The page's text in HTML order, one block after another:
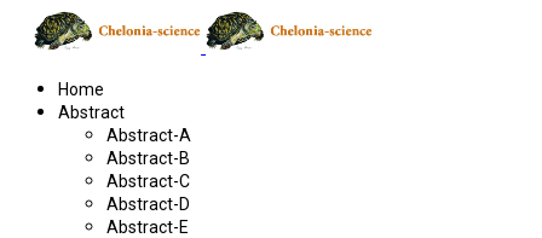
Home
Abstract
Abstract-A
Abstract-B
Abstract-C
Abstract-D
Abstract-E